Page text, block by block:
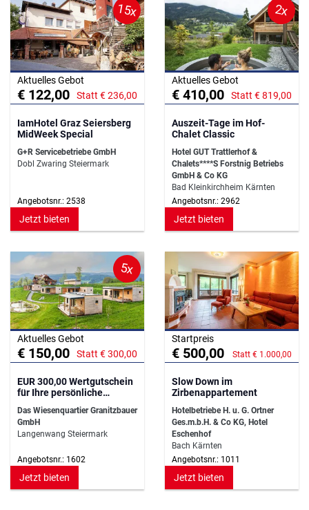
15x
Aktuelles Gebot
€ 122,00 Statt € 236,00
IamHotel Graz Seiersberg
MidWeek Special
G+R Servicebetriebe GmbH
Dobl Zwaring Steiermark
Angebotsnr.: 2538
Jetzt bieten
2x
Aktuelles Gebot
€ 410,00 Statt € 819,00
Auszeit-Tage im Hof-
Chalet Classic
Hotel GUT Trattlerhof &
Chalets****S Forstnig Betriebs
GmbH & Co KG
Bad Kleinkirchheim Kärnten
Angebotsnr.: 2962
Jetzt bieten
5x
Aktuelles Gebot
€ 150,00 Statt € 300,00
EUR 300,00 Wertgutschein
für Ihre persönliche
Das Wiesenquartier Granitzbauer
GmbH
Langenwang Steiermark
Angebotsnr.: 1602
Jetzt bieten
Startpreis
€ 500,00 Statt € 1.000,00
Slow Down im
Zirbenappartement
Hotelbetriebe H. u. G. Ortner
Ges.m.b.H. & Co KG, Hotel
Eschenhof
Bach Kärnten
Angebotsnr.: 1011
Jetzt bieten